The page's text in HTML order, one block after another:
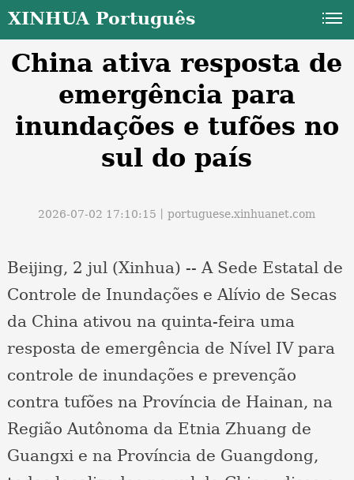
XINHUA Português
China ativa resposta de
emergência para
inundações e tufões no
sul do país
2026-07-02 17:10:15丨portuguese.xinhuanet.com
Beijing, 2 jul (Xinhua) -- A Sede Estatal de
Controle de Inundações e Alívio de Secas
da China ativou na quinta-feira uma
resposta de emergência de Nível IV para
controle de inundações e prevenção
contra tufões na Província de Hainan, na
Região Autônoma da Etnia Zhuang de
Guangxi e na Província de Guangdong,